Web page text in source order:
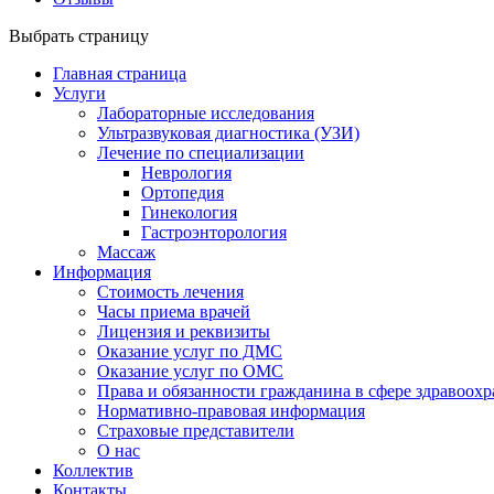
Выбрать страницу
Главная страница
Услуги
Лабораторные исследования
Ультразвуковая диагностика (УЗИ)
Лечение по специализации
Неврология
Ортопедия
Гинекология
Гастроэнторология
Массаж
Информация
Стоимость лечения
Часы приема врачей
Лицензия и реквизиты
Оказание услуг по ДМС
Оказание услуг по ОМС
Права и обязанности гражданина в сфере
Нормативно-правовая информация
Страховые представители
О нас
Коллектив
Контакты